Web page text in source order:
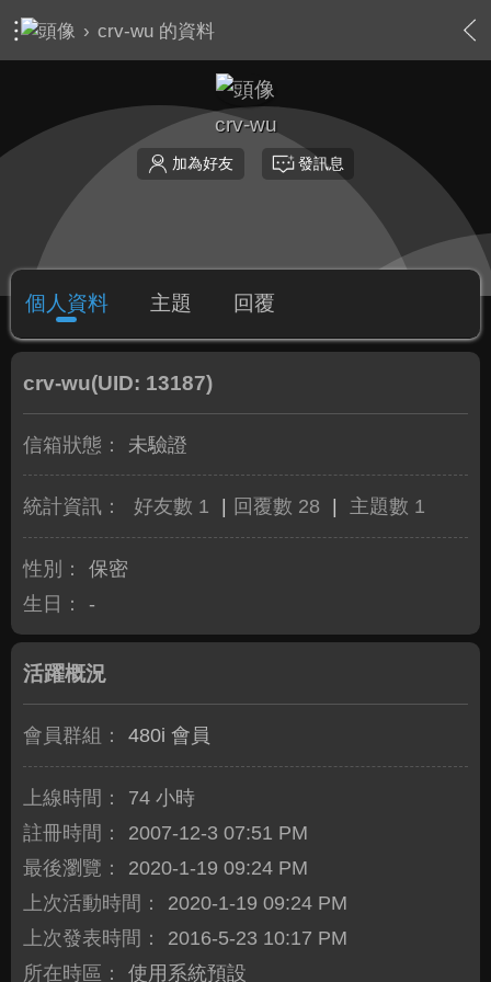
› crv-wu 的資料
crv-wu
加為好友 發訊息
個人資料 主題 回覆
crv-wu(UID: 13187)
信箱狀態： 未驗證
統計資訊： 好友數 1 回覆數 28 主題數 1
性別：
保密
生日：
-
活躍概況
會員群組： 480i 會員
上線時間：
74 小時
註冊時間：
2007-12-3 07:51 PM
最後瀏覽：
2020-1-19 09:24 PM
上次活動時間：
2020-1-19 09:24 PM
上次發表時間：
2016-5-23 10:17 PM
所在時區：
使用系統預設